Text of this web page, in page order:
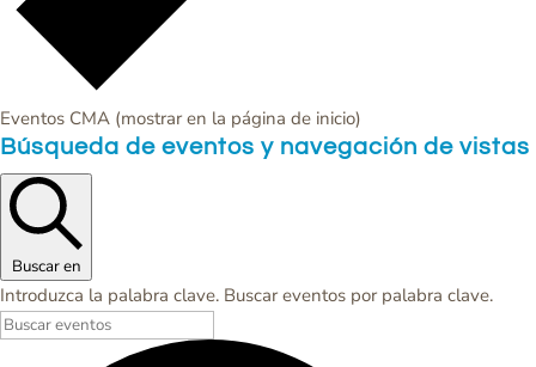
Eventos CMA (mostrar en la página de inicio)
Eventos
Búsqueda de eventos y navegación de vistas
Buscar en
Introduzca la palabra clave. Buscar eventos por palabra clave.